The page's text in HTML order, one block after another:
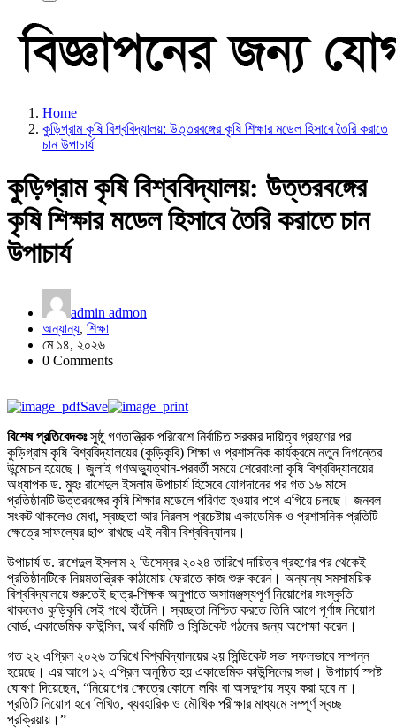
Home
কুড়িগ্রাম কৃষি বিশ্ববিদ্যালয়: উত্তরবঙ্গের কৃষি শিক্ষার মডেল হিসাবে তৈরি করাতে
চান উপাচার্য
কুড়িগ্রাম কৃষি বিশ্ববিদ্যালয়: উত্তরবঙ্গের
কৃষি শিক্ষার মডেল হিসাবে তৈরি করাতে চান
উপাচার্য
admin admon
অন্যান্য, শিক্ষা
মে ১৪, ২০২৬
0 Comments
Save
বিশেষ প্রতিবেদকঃসুষ্ঠু গণতান্ত্রিক পরিবেশে নির্বাচিত সরকার দায়িত্ব গ্রহণের পর
কুড়িগ্রাম কৃষি বিশ্ববিদ্যালয়ের (কুড়িকৃবি) শিক্ষা ও প্রশাসনিক কার্যক্রমে নতুন দিগন্তের
উন্মোচন হয়েছে। জুলাই গণঅভ্যুত্থান-পরবর্তী সময়ে শেরেবাংলা কৃষি বিশ্ববিদ্যালয়ের
অধ্যাপক ড. মুহঃ রাশেদুল ইসলাম উপাচার্য হিসেবে যোগদানের পর গত ১৬ মাসে
প্রতিষ্ঠানটি উত্তরবঙ্গের কৃষি শিক্ষার মডেলে পরিণত হওয়ার পথে এগিয়ে চলছে। জনবল
সংকট থাকলেও মেধা, স্বচ্ছতা আর নিরলস প্রচেষ্টায় একাডেমিক ও প্রশাসনিক প্রতিটি
ক্ষেত্রে সাফল্যের ছাপ রাখছে এই নবীন বিশ্ববিদ্যালয়।
উপাচার্য ড. রাশেদুল ইসলাম ২ ডিসেম্বর ২০২৪ তারিখে দায়িত্ব গ্রহণের পর থেকেই
প্রতিষ্ঠানটিকে নিয়মতান্ত্রিক কাঠামোয় ফেরাতে কাজ শুরু করেন। অন্যান্য সমসাময়িক
বিশ্ববিদ্যালয়ে শুরুতেই ছাত্র-শিক্ষক অনুপাতে অসামঞ্জস্যপূর্ণ নিয়োগের সংস্কৃতি
থাকলেও কুড়িকৃবি সেই পথে হাঁটেনি। স্বচ্ছতা নিশ্চিত করতে তিনি আগে পূর্ণাঙ্গ নিয়োগ
বোর্ড, একাডেমিক কাউন্সিল, অর্থ কমিটি ও সিন্ডিকেট গঠনের জন্য অপেক্ষা করেন।
গত ২২ এপ্রিল ২০২৬ তারিখে বিশ্ববিদ্যালয়ের ২য় সিন্ডিকেট সভা সফলভাবে সম্পন্ন
হয়েছে। এর আগে ১২ এপ্রিল অনুষ্ঠিত হয় একাডেমিক কাউন্সিলের সভা। উপাচার্য স্পষ্ট
ঘোষণা দিয়েছেন, “নিয়োগের ক্ষেত্রে কোনো লবিং বা অসদুপায় সহ্য করা হবে না।
প্রতিটি নিয়োগ হবে লিখিত, ব্যবহারিক ও মৌখিক পরীক্ষার মাধ্যমে সম্পূর্ণ স্বচ্ছ
প্রক্রিয়ায়।”